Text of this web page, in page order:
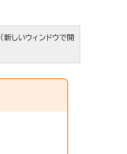
（新しいウィンドウで開